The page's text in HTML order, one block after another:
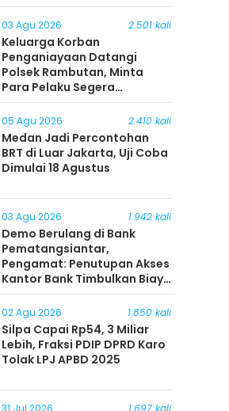
03 Agu 2026 2.501 kali
Keluarga Korban
Penganiayaan Datangi
Polsek Rambutan, Minta
Para Pelaku Segera
Ditangkap
05 Agu 2026 2.410 kali
Medan Jadi Percontohan
BRT di Luar Jakarta, Uji Coba
Dimulai 18 Agustus
03 Agu 2026 1.942 kali
Demo Berulang di Bank
Pematangsiantar,
Pengamat: Penutupan Akses
Kantor Bank Timbulkan Biaya
Ekonomi bagi Masyarakat
02 Agu 2026 1.850 kali
Silpa Capai Rp54, 3 Miliar
Lebih, Fraksi PDIP DPRD Karo
Tolak LPJ APBD 2025
31 Jul 2026 1.697 kali